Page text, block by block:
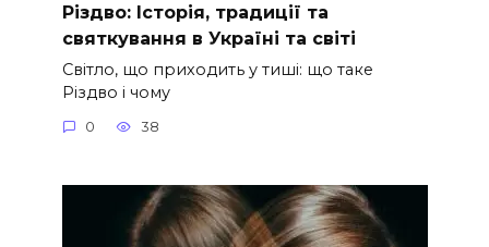
Різдво: Історія, традиції та
святкування в Україні та світі
Світло, що приходить у тиші: що таке
Різдво і чому
0 38